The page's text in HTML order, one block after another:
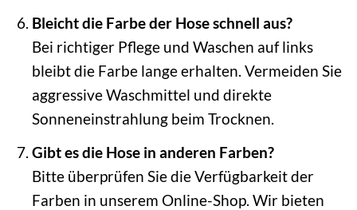
Bleicht die Farbe der Hose schnell aus?
Bei richtiger Pflege und Waschen auf links
bleibt die Farbe lange erhalten. Vermeiden Sie
aggressive Waschmittel und direkte
Sonneneinstrahlung beim Trocknen.
Gibt es die Hose in anderen Farben?
Bitte überprüfen Sie die Verfügbarkeit der
Farben in unserem Online-Shop. Wir bieten